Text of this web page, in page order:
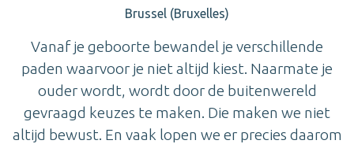
Brussel (Bruxelles)
Vanaf je geboorte bewandel je verschillende
paden waarvoor je niet altijd kiest. Naarmate je
ouder wordt, wordt door de buitenwereld
gevraagd keuzes te maken. Die maken we niet
altijd bewust. En vaak lopen we er precies daarom